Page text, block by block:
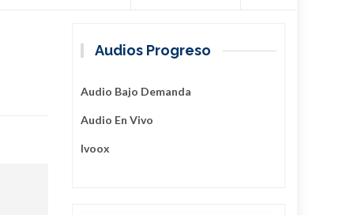
Audios Progreso
Audio Bajo Demanda
Audio En Vivo
Ivoox